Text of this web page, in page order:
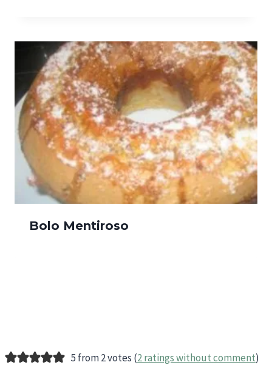
Bolo Mentiroso
5 from 2 votes (2 ratings without comment)